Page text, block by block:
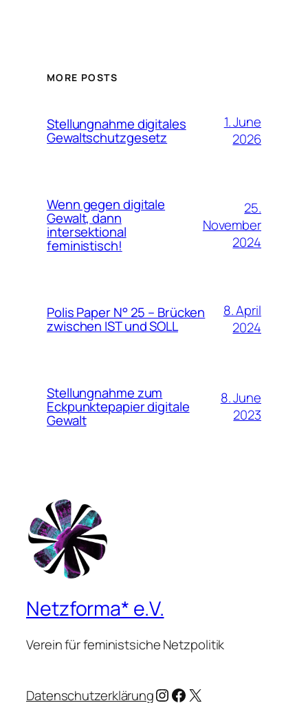
MORE POSTS
Stellungnahme digitales
Gewaltschutzgesetz
1. June
2026
Wenn gegen digitale
Gewalt, dann
intersektional
feministisch!
25.
November
2024
Polis Paper N° 25 – Brücken
zwischen IST und SOLL
8. April
2024
Stellungnahme zum
Eckpunktepapier digitale
Gewalt
8. June
2023
Netzforma* e.V.
Verein für feministsiche Netzpolitik
DatenschutzerklärungInstagram
Facebook
X